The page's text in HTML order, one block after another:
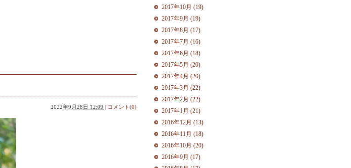
2022年9月28日 12:09 コメント(0)
2017年10月 (19)
2017年9月 (19)
2017年8月 (17)
2017年7月 (16)
2017年6月 (18)
2017年5月 (20)
2017年4月 (20)
2017年3月 (22)
2017年2月 (22)
2017年1月 (21)
2016年12月 (13)
2016年11月 (18)
2016年10月 (20)
2016年9月 (17)